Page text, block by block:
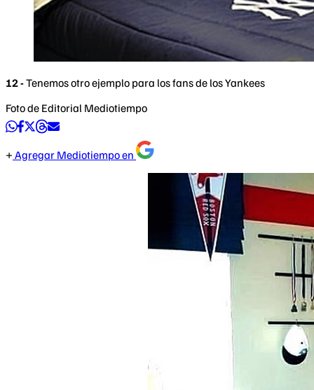
12 -Tenemos otro ejemplo para los fans de los Yankees
Foto de Editorial Mediotiempo
Agregar Mediotiempo en